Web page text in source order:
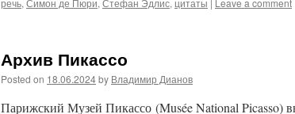
речь, Симон де Пюри, Стефан Эдлис, цитаты | Leave a comment
Архив Пикассо
Posted on 18.06.2024by Владимир Дианов
Парижский Музей Пикассо (Musée National Picasso)